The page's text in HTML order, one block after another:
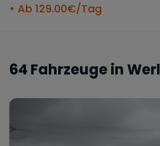
• Ab 129.00€/Tag
64 Fahrzeuge in Werl